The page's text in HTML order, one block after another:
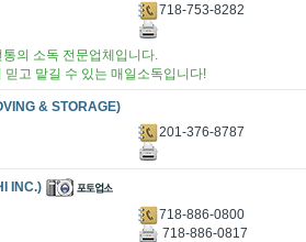
718-753-8282
의 소독 전문업체입니다.
고 맡길 수 있는 매일소독입니다!
& STORAGE)
201-376-8787
INC.)
718-886-0800
718-886-0817